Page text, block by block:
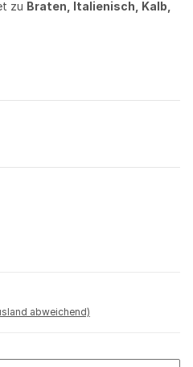
zu Braten, Italienisch, Kalb,
abweichend)